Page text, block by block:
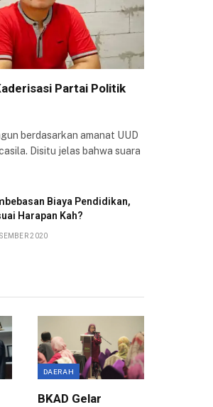
Partai Politik
berdasarkan amanat UUD
Disitu jelas bahwa suara
Biaya Pendidikan,
Harapan Kah?
2020
DAERAH
BKAD Gelar